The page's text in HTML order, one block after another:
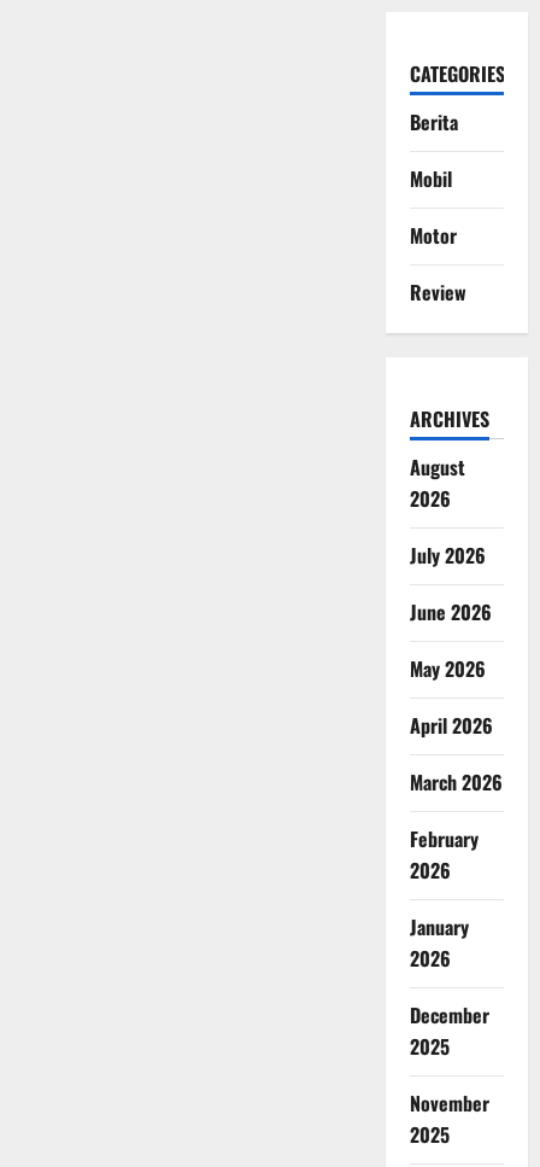
CATEGORIES
Berita
Mobil
Motor
Review
ARCHIVES
August
2026
July 2026
June 2026
May 2026
April 2026
March 2026
February
2026
January
2026
December
2025
November
2025